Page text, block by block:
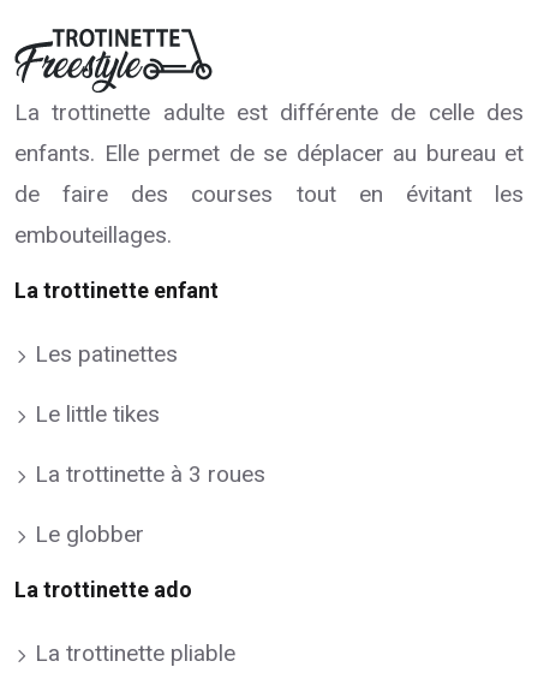
La trottinette adulte est différente de celle des
enfants. Elle permet de se déplacer au bureau et
de faire des courses tout en évitant les
embouteillages.
La trottinette enfant
Les patinettes
Le little tikes
La trottinette à 3 roues
Le globber
La trottinette ado
La trottinette pliable